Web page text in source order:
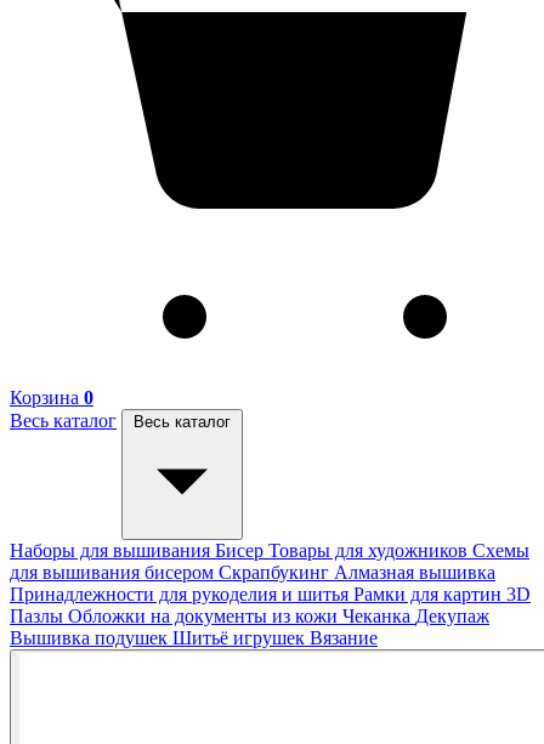
Корзина 0
Весь каталог
Весь каталог
Наборы для вышивания Бисер Товары для художников Схемы
для вышивания бисером Скрапбукинг Алмазная вышивка
Принадлежности для рукоделия и шитья Рамки для картин 3D
Пазлы Обложки на документы из кожи Чеканка Декупаж
Вышивка подушек Шитьё игрушек Вязание